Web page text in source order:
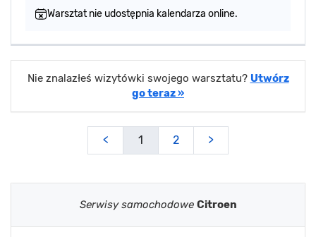
Warsztat nie udostępnia kalendarza online.
Nie znalazłeś wizytówki swojego warsztatu? Utwórz
go teraz »
< 1 2 >
Serwisy samochodowe Citroen